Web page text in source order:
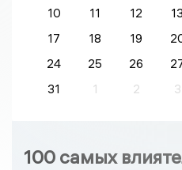
10
11 12 13
17
18 19
24
25 26
31
1 2 3
100 самых